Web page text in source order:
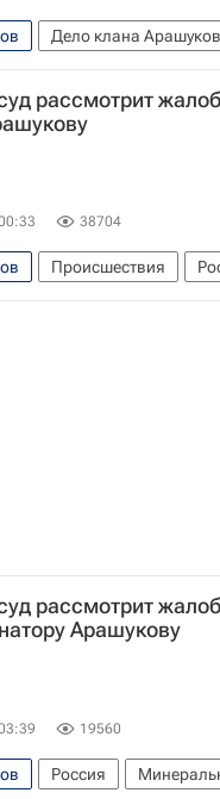
Дело клана
Федеральная служба
область
Федеральная
рассмотрит
38704
Происшествия
область
Рауф Арашуков
рассмотрит
Арашукову
19560
Россия